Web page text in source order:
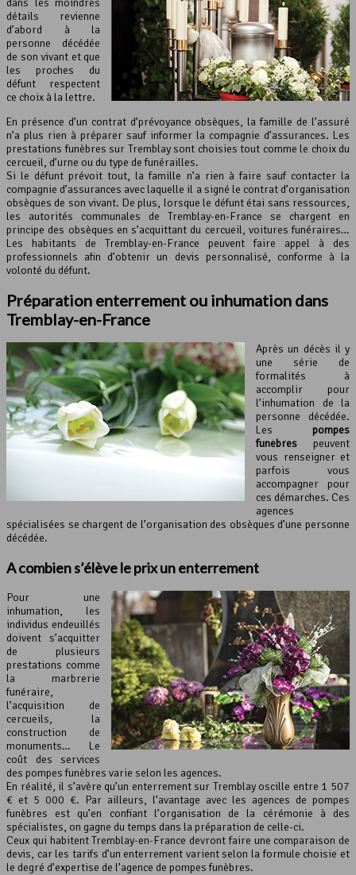
dans les moindres
détails revienne
d’abord à la
personne décédée
de son vivant et que
les proches du
défunt respectent
ce choix à la lettre.
En présence d’un contrat d’prévoyance obsèques, la famille de l’assuré
n’a plus rien à préparer sauf informer la compagnie d’assurances. Les
prestations funèbres sur Tremblay sont choisies tout comme le choix du
cercueil, d’urne ou du type de funérailles.
Si le défunt prévoit tout, la famille n’a rien à faire sauf contacter la
compagnie d’assurances avec laquelle il a signé le contrat d’organisation
obsèques de son vivant. De plus, lorsque le défunt étai sans ressources,
les autorités communales de Tremblay-en-France se chargent en
principe des obsèques en s’acquittant du cercueil, voitures funéraires…
Les habitants de Tremblay-en-France peuvent faire appel à des
professionnels afin d’obtenir un devis personnalisé, conforme à la
volonté du défunt.
Préparation enterrement ou inhumation dans
Tremblay-en-France
Après un décès il y
une série de
formalités à
accomplir pour
l’inhumation de la
personne décédée.
Les pompes
funèbres peuvent
vous renseigner et
parfois vous
accompagner pour
ces démarches. Ces
agences
spécialisées se chargent de l’organisation des obsèques d’une personne
décédée.
A combien s’élève le prixun enterrement
Pour une
inhumation, les
individus endeuillés
doivent s’acquitter
de plusieurs
prestations comme
la marbrerie
funéraire,
l’acquisition de
cercueils, la
construction de
monuments… Le
coût des services
des pompes funèbres varie selon les agences.
En réalité, il s’avère qu’un enterrement sur Tremblay oscille entre 1 507
€ et 5 000 €. Par ailleurs, l’avantage avec les agences de pompes
funèbres est qu’en confiant l’organisation de la cérémonie à des
spécialistes, on gagne du temps dans la préparation de celle-ci.
Ceux qui habitent Tremblay-en-France devront faire une comparaison de
devis, car les tarifs d’un enterrement varient selon la formule choisie et
le degré d’expertise de l’agence de pompes funèbres.